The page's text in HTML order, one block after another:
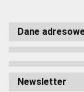
Dane
Newsletter